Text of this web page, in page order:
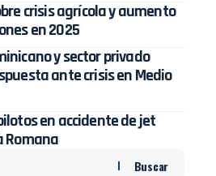
crisis agrícola y aumento
en 2025
y sector privado
ante crisis en Medio
en accidente de jet
Romana
Buscar